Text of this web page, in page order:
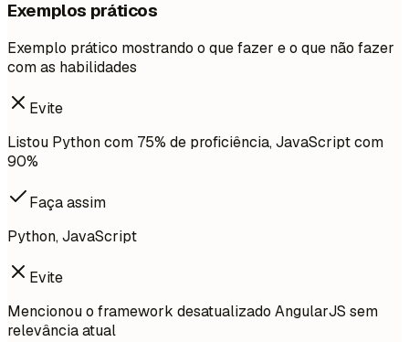
Exemplos práticos
Exemplo prático mostrando o que fazer e o que não fazer
com as habilidades
Evite
Listou Python com 75% de proficiência, JavaScript com
90%
Faça assim
Python, JavaScript
Evite
Mencionou o framework desatualizado AngularJS sem
relevância atual